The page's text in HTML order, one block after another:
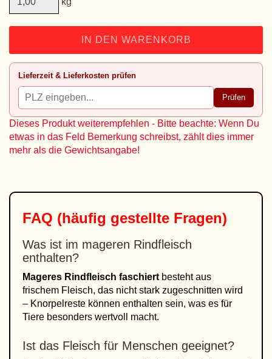
IN DEN WARENKORB
Lieferzeit & Lieferkosten prüfen
Prüfen
Dieses Produkt weiterempfehlen - Bitte beachte: Wenn Du
etwas in das Feld Bemerkung schreibst, zählt dies immer
mehr als die Gewichtsangabe!
FAQ (häufig gestellte Fragen)
Was ist im mageren Rindfleisch
enthalten?
Mageres Rindfleisch faschiert besteht aus
frischem Fleisch, das nicht stark zugeschnitten wird
– Knorpelreste können enthalten sein, was es für
Tiere besonders wertvoll macht.
Ist das Fleisch für Menschen geeignet?